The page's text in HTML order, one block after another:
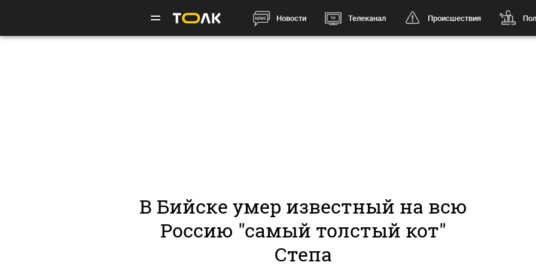
Новости Телеканал Происшествия
В Бийске умер известный на всю
Россию "самый толстый кот"
Степа